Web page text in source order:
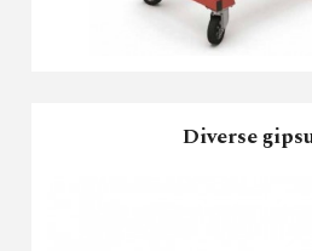
Diverse